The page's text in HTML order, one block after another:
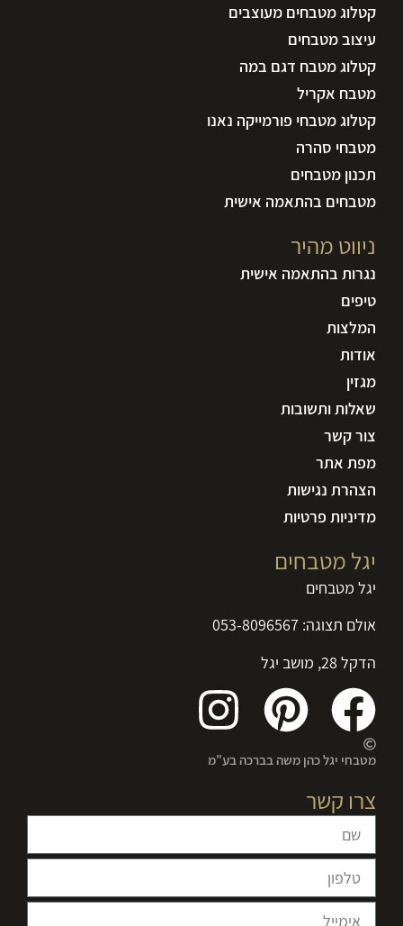
יגל מטבחים
יגל מטבחים
אולם תצוגה: 053-8096567
הדקל 28, מושב יגל
מטבחי יגל כהן משה בברכה בע"מ
קטלוג מטבחים מעוצבים
עיצוב מטבחים
קטלוג מטבח דגם במה
מטבח אקריל
קטלוג מטבחי פורמייקה נאנו
מטבחי סהרה
תכנון מטבחים
מטבחים בהתאמה אישית
ניווט מהיר
נגרות בהתאמה אישית
טיפים
המלצות
אודות
מגזין
שאלות ותשובות
צור קשר
מפת אתר
הצהרת נגישות
מדיניות פרטיות
צרו קשר